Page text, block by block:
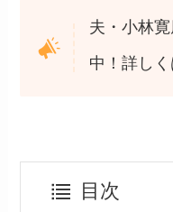
夫・小林
中！詳しく
目次